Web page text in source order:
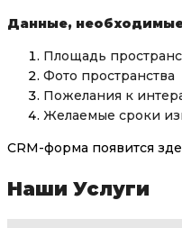
Данные,
Площадь
Фото пространства
Пожелания к
Желаемые сроки
CRM-форма появится
Наши Услуги